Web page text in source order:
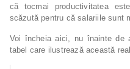
că tocmai productivitatea
scăzută pentru că salariile sunt
Voi încheia aici, nu înainte de
tabel care ilustrează această